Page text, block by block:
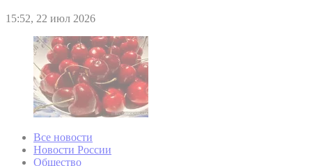
15:52, 22 июл 2026
Все новости
Новости России
Общество